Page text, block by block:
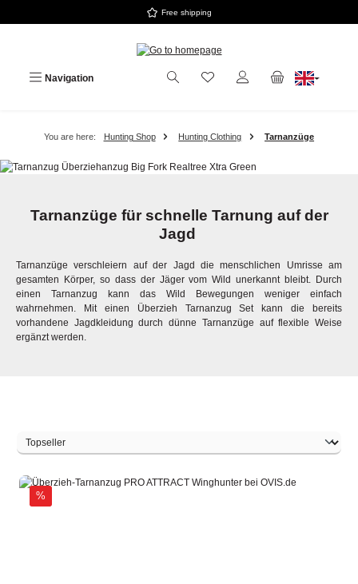
Free shipping
Navigation
You are here: Hunting Shop Hunting Clothing Tarnanzüge
Tarnanzüge für schnelle Tarnung auf der
Jagd
Tarnanzüge verschleiern auf der Jagd die menschlichen Umrisse am
gesamten Körper, so dass der Jäger vom Wild unerkannt bleibt. Durch
einen Tarnanzug kann das Wild Bewegungen weniger einfach
wahrnehmen. Mit einen Überzieh Tarnanzug Set kann die bereits
vorhandene Jagdkleidung durch dünne Tarnanzüge auf flexible Weise
ergänzt werden.
%Discount